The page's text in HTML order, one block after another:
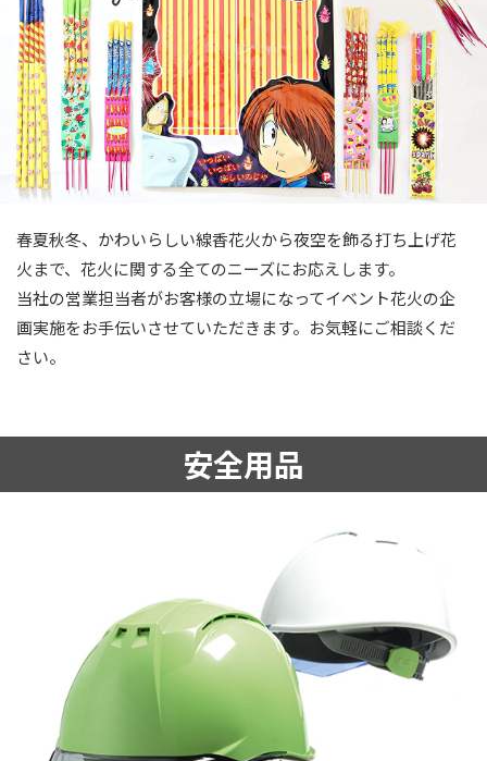
春夏秋冬、かわいらしい線香花火から夜空を飾る打ち上げ花
火まで、花火に関する全てのニーズにお応えします。
当社の営業担当者がお客様の立場になってイベント花火の企
画実施をお手伝いさせていただきます。お気軽にご相談くだ
さい。
安全用品